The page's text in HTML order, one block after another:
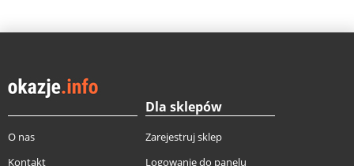
O nas
Kontakt
Dla sklepów
Zarejestruj sklep
Logowanie do panelu